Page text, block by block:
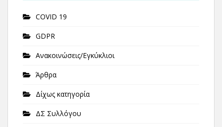
COVID 19
GDPR
Ανακοινώσεις/Εγκύκλιοι
Άρθρα
Δίχως κατηγορία
ΔΣ Συλλόγου